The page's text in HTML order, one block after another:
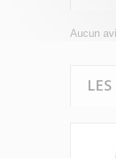
Aucun